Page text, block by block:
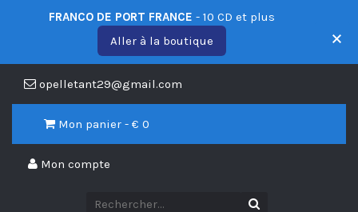
opelletant29@gmail.com
Mon panier - € 0
Mon compte
FRANCO DE PORT FRANCE - 10 CD et plus
Aller à la boutique